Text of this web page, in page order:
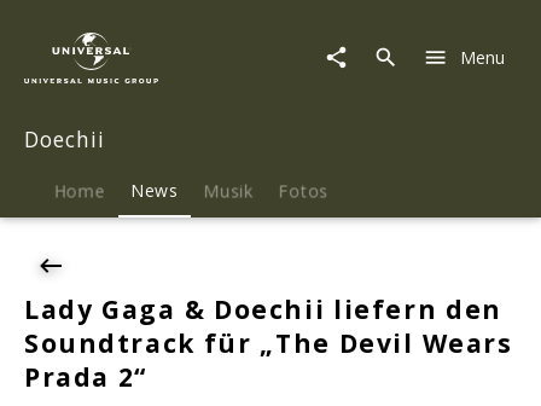
Gaga
Doechii
liefern
Soundtrack
„The
Devil
Wears
Prada
Menu
Doechii
Home News Musik Fotos
Lady Gaga & Doechii liefern den
Soundtrack für „The Devil Wears
Prada 2“